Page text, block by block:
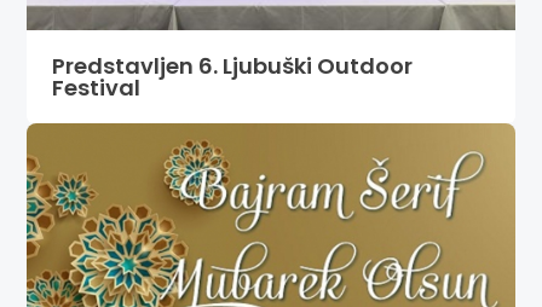
Predstavljen 6. Ljubuški Outdoor
Festival